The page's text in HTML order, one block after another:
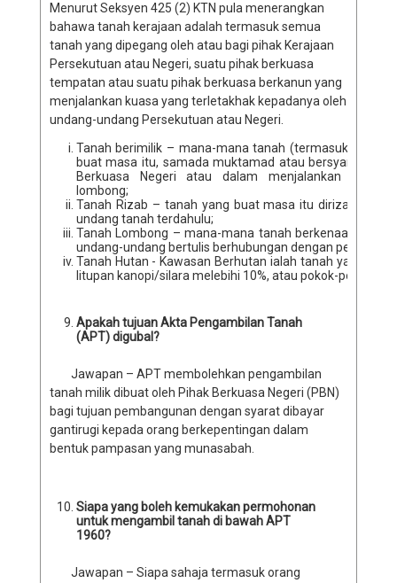
Menurut Seksyen 425 (2) KTN pula menerangkan
bahawa tanah kerajaan adalah termasuk semua
tanah yang dipegang oleh atau bagi pihak Kerajaan
Persekutuan atau Negeri, suatu pihak berkuasa
tempatan atau suatu pihak berkuasa berkanun yang
menjalankan kuasa yang terletakhak kepadanya oleh
undang-undang Persekutuan atau Negeri.
Tanah berimilik – mana-mana tanah (termasuk
buat masa itu, samada muktamad atau bersyarat,
Berkuasa Negeri atau dalam menjalankan
Tanah Rizab – tanah yang buat masa itu dirizabkan
undang tanah terdahulu;
Tanah Lombong – mana-mana tanah berkenaan
undang-undang bertulis berhubungan dengan
Tanah Hutan - Kawasan Berhutan ialah tanah yang
litupan kanopi/silara melebihi 10%, atau pokok-pokok
Apakah tujuan Akta Pengambilan Tanah
(APT) digubal?
Jawapan – APT membolehkan pengambilan
tanah milik dibuat oleh Pihak Berkuasa Negeri (PBN)
bagi tujuan pembangunan dengan syarat dibayar
gantirugi kepada orang berkepentingan dalam
bentuk pampasan yang munasabah.
Siapa yang boleh kemukakan permohonan
untuk mengambil tanah di bawah APT
1960?
Jawapan – Siapa sahaja termasuk orang